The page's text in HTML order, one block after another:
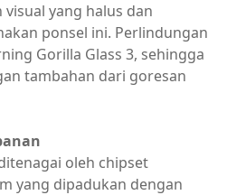
yang halus dan
ponsel ini. Perlindungan
Gorilla Glass 3, sehingga
tambahan dari goresan
oleh chipset
yang dipadukan dengan